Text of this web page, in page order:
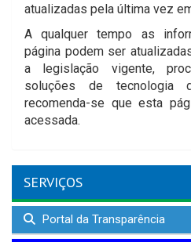
atualizadas pela última vez
A qualquer tempo as
página podem ser
a legislação vigente,
soluções de tecnologia
recomenda-se que esta
acessada.
SERVIÇOS
Portal da Transparência